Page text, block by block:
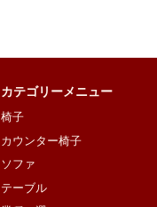
カテゴリーメニュー
椅子
カウンター椅子
ソファ
テーブル